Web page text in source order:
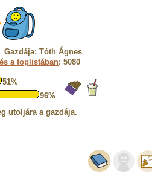
Tóth Ágnes
a toplistában: 5080
51%
96%
utoljára a gazdája.